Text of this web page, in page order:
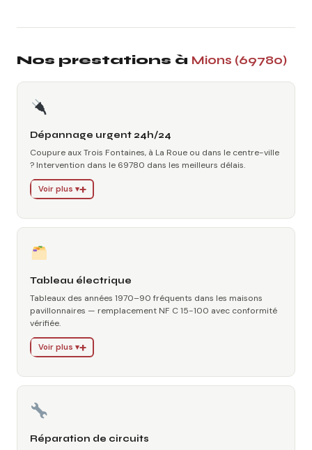
Nos prestations à Mions (69780)
Dépannage urgent 24h/24
Coupure aux Trois Fontaines, à La Roue ou dans le centre-ville
? Intervention dans le 69780 dans les meilleurs délais.
Voir plus ▾
Tableau électrique
Tableaux des années 1970–90 fréquents dans les maisons
pavillonnaires — remplacement NF C 15-100 avec conformité
vérifiée.
Voir plus ▾
Réparation de circuits